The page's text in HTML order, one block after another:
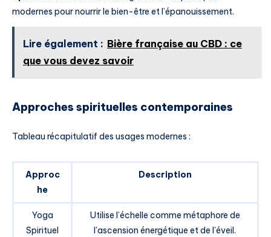
modernes pour nourrir le bien-être et l’épanouissement.
Lire également : Bière française au CBD : ce
que vous devez savoir
Approches spirituelles contemporaines
Tableau récapitulatif des usages modernes :
Approc
he
Description
Yoga
Spirituel
Utilise l’échelle comme métaphore de
l’ascension énergétique et de l’éveil.